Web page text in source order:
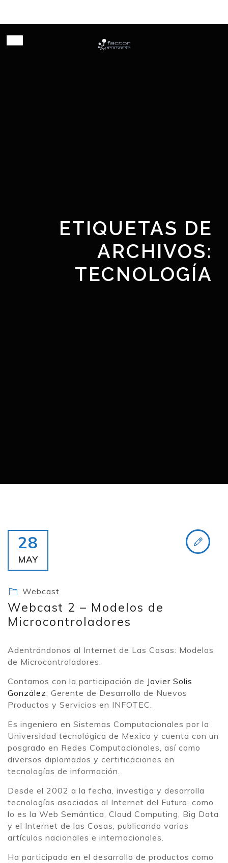
ETIQUETAS DE
ARCHIVOS:
TECNOLOGÍA
28
MAY
Webcast
Webcast 2 – Modelos de
Microcontroladores
Adentrándonos al Internet de Las Cosas: Modelos
de Microcontroladores.
Contamos con la participación de Javier Solis
González, Gerente de Desarrollo de Nuevos
Productos y Servicios en INFOTEC.
Es ingeniero en Sistemas Computacionales por la
Universidad tecnológica de Mexico y cuenta con un
posgrado en Redes Computacionales, así como
diversos diplomados y certificaciones en
tecnologías de información.
Desde el 2002 a la fecha, investiga y desarrolla
tecnologías asociadas al Internet del Futuro, como
lo es la Web Semántica, Cloud Computing, Big Data
y el Internet de las Cosas, publicando varios
artículos nacionales e internacionales.
Ha participado en el desarrollo de productos como